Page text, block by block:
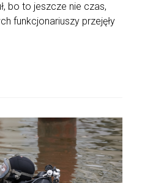
bo to jeszcze nie czas,
funkcjonariuszy przejęły